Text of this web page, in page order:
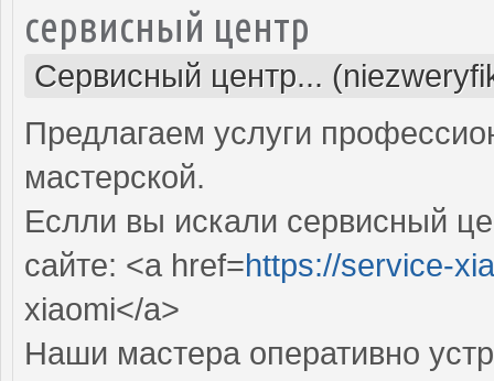
сервисный центр
Сервисный центр...
Предлагаем услуги
мастерской.
Еслли вы искали сервисный
сайте: <a href=https://service-
xiaomi</a>
Наши мастера оперативно